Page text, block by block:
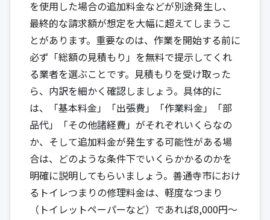
を使用した場合の追加料金などが別途発生し、
最終的な請求額が想定を大幅に超えてしまうこ
とがあります。重要なのは、作業を開始する前に
必ず「総額の見積もり」を無料で提示してくれ
る業者を選ぶことです。見積もりを受け取った
ら、内訳を細かく確認しましょう。具体的に
は、「基本料金」「出張費」「作業料金」「部
品代」「その他諸経費」がそれぞれいくらなの
か、そして追加料金が発生する可能性がある場
合は、どのような条件下でいくらかかるのかを
明確に説明してもらいましょう。善通寺市におけ
るトイレつまりの修理料金は、軽度なつまり
（トイレットペーパーなど）であれば8,000円〜